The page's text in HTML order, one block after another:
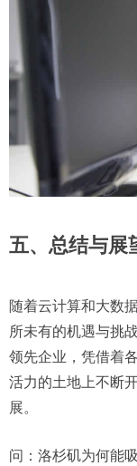
五、总结与展
随着云计算和大数
所未有的机遇与挑
领先企业，凭借着
活力的土地上不断
展。
问：洛杉矶为何能